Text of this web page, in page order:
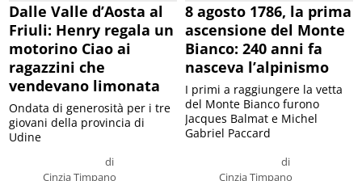
Dalle Valle d’Aosta al
Friuli: Henry regala un
motorino Ciao ai
ragazzini che
vendevano limonata
di
Cinzia Timpano
Ondata di generosità per i tre
giovani della provincia di
Udine
8 agosto 1786, la prima
ascensione del Monte
Bianco: 240 anni fa
nasceva l’alpinismo
di
Cinzia Timpano
I primi a raggiungere la vetta
del Monte Bianco furono
Jacques Balmat e Michel
Gabriel Paccard